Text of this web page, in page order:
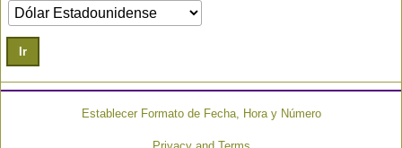
Ir
Establecer Formato de Fecha, Hora y Número
Privacy and Terms